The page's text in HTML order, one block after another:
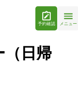
予約確認 メニュー
（日帰